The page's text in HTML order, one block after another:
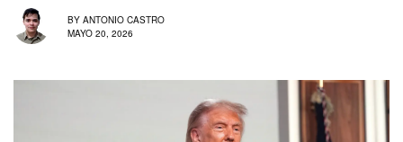
BY ANTONIO CASTRO
MAYO 20, 2026